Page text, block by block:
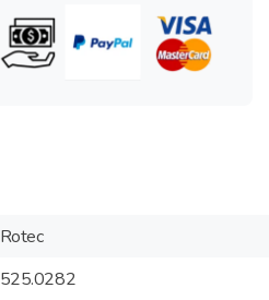
Rotec
525.0282